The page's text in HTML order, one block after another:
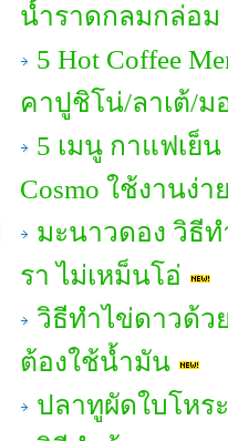
น้ำราดกลมกล่อม
5 Hot Coffee
คาปูชิโน่/ลาเต้/ม
5 เมนู กาแฟเย็น
Cosmo ใช้งานง่
มะนาวดอง วิธี
รา ไม่เหม็นโอ่
วิธีทำไข่ดาวด้ว
ต้องใช้น้ำมัน
ปลาทูผัดใบโหร